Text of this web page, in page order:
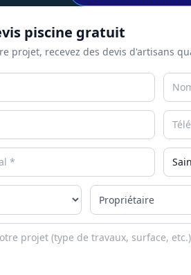
piscine gratuit
projet, recevez des devis d'artisans